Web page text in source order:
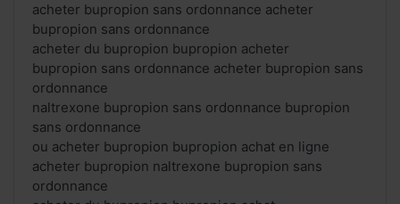
acheter bupropion sans ordonnance acheter
bupropion sans ordonnance
acheter du bupropion bupropion acheter
bupropion sans ordonnance acheter bupropion sans
ordonnance
naltrexone bupropion sans ordonnance bupropion
sans ordonnance
ou acheter bupropion bupropion achat en ligne
acheter bupropion naltrexone bupropion sans
ordonnance